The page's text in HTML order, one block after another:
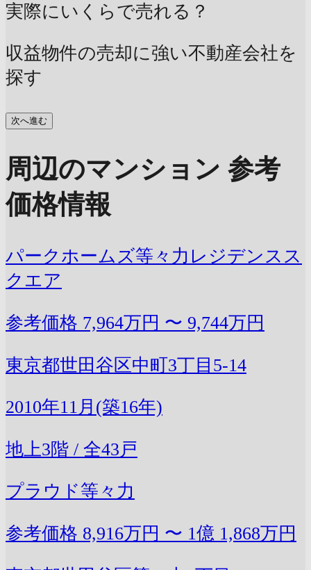
実際にいくらで売れる？
収益物件の売却に強い不動産会社を
探す
次へ進む
周辺のマンション 参考
価格情報
パークホームズ等々力レジデンスス
クエア
参考価格 7,964万円 〜 9,744万円
東京都世田谷区中町3丁目5-14
2010年11月(築16年)
地上3階 / 全43戸
プラウド等々力
参考価格 8,916万円 〜 1億 1,868万円